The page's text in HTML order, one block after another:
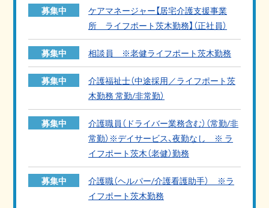
募集中
ケアマネージャー【居宅介護支援事業
所 ライフポート茨木勤務】（正社員）
募集中 相談員 ※老健ライフポート茨木勤務
募集中
介護福祉士（中途採用／ライフポート茨
木勤務 常勤/非常勤）
募集中
介護職員（ドライバー業務含む）（常勤/非
常勤）※デイサービス、夜勤なし ※ ラ
イフポート茨木（老健）勤務
募集中
介護職（ヘルパー/介護看護助手） ※ラ
イフポート茨木勤務